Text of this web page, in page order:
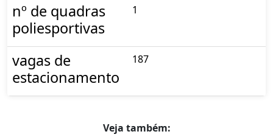
nº de quadras
poliesportivas
1
vagas de
estacionamento
187
Veja também: